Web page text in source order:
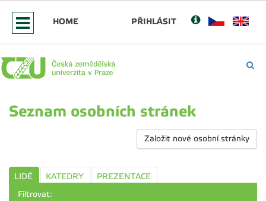
HOME PŘIHLÁSIT
Seznam osobních stránek
Založit nové osobní stránky
LIDÉ KATEDRY
PREZENTACE
Filtrovat: